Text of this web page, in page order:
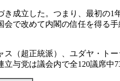
成立した。つまり、最初の
で改めて内閣の信任を得る
（超正統派）、ユダヤ・ト
与党は議会内で全120議席中